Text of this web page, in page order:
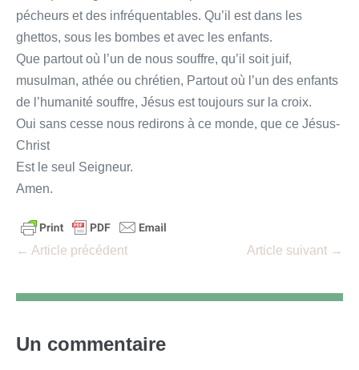
pécheurs et des infréquentables. Qu’il est dans les
ghettos, sous les bombes et avec les enfants.
Que partout où l’un de nous souffre, qu’il soit juif,
musulman, athée ou chrétien, Partout où l’un des enfants
de l’humanité souffre, Jésus est toujours sur la croix.
Oui sans cesse nous redirons à ce monde, que ce Jésus-
Christ
Est le seul Seigneur.
Amen.
Navigation
← Article précédent Article suivant →
Un commentaire